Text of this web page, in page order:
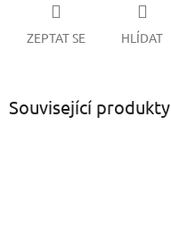
ZEPTAT SE HLÍDAT
Související produkty